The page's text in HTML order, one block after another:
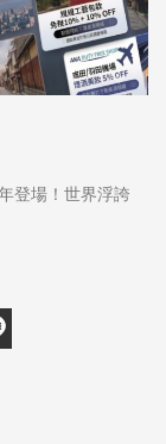
登場！世界浮誇